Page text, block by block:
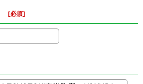
[必須]